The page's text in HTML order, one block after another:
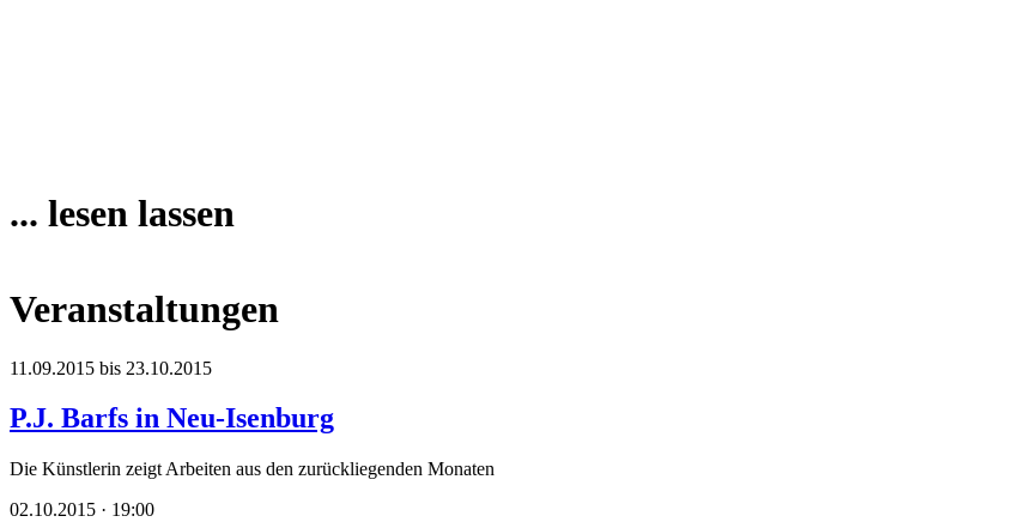
... lesen lassen
Veranstaltungen
11.09.2015 bis 23.10.2015
P.J. Barfs in Neu-Isenburg
Die Künstlerin zeigt Arbeiten aus den zurückliegenden Monaten
02.10.2015 · 19:00